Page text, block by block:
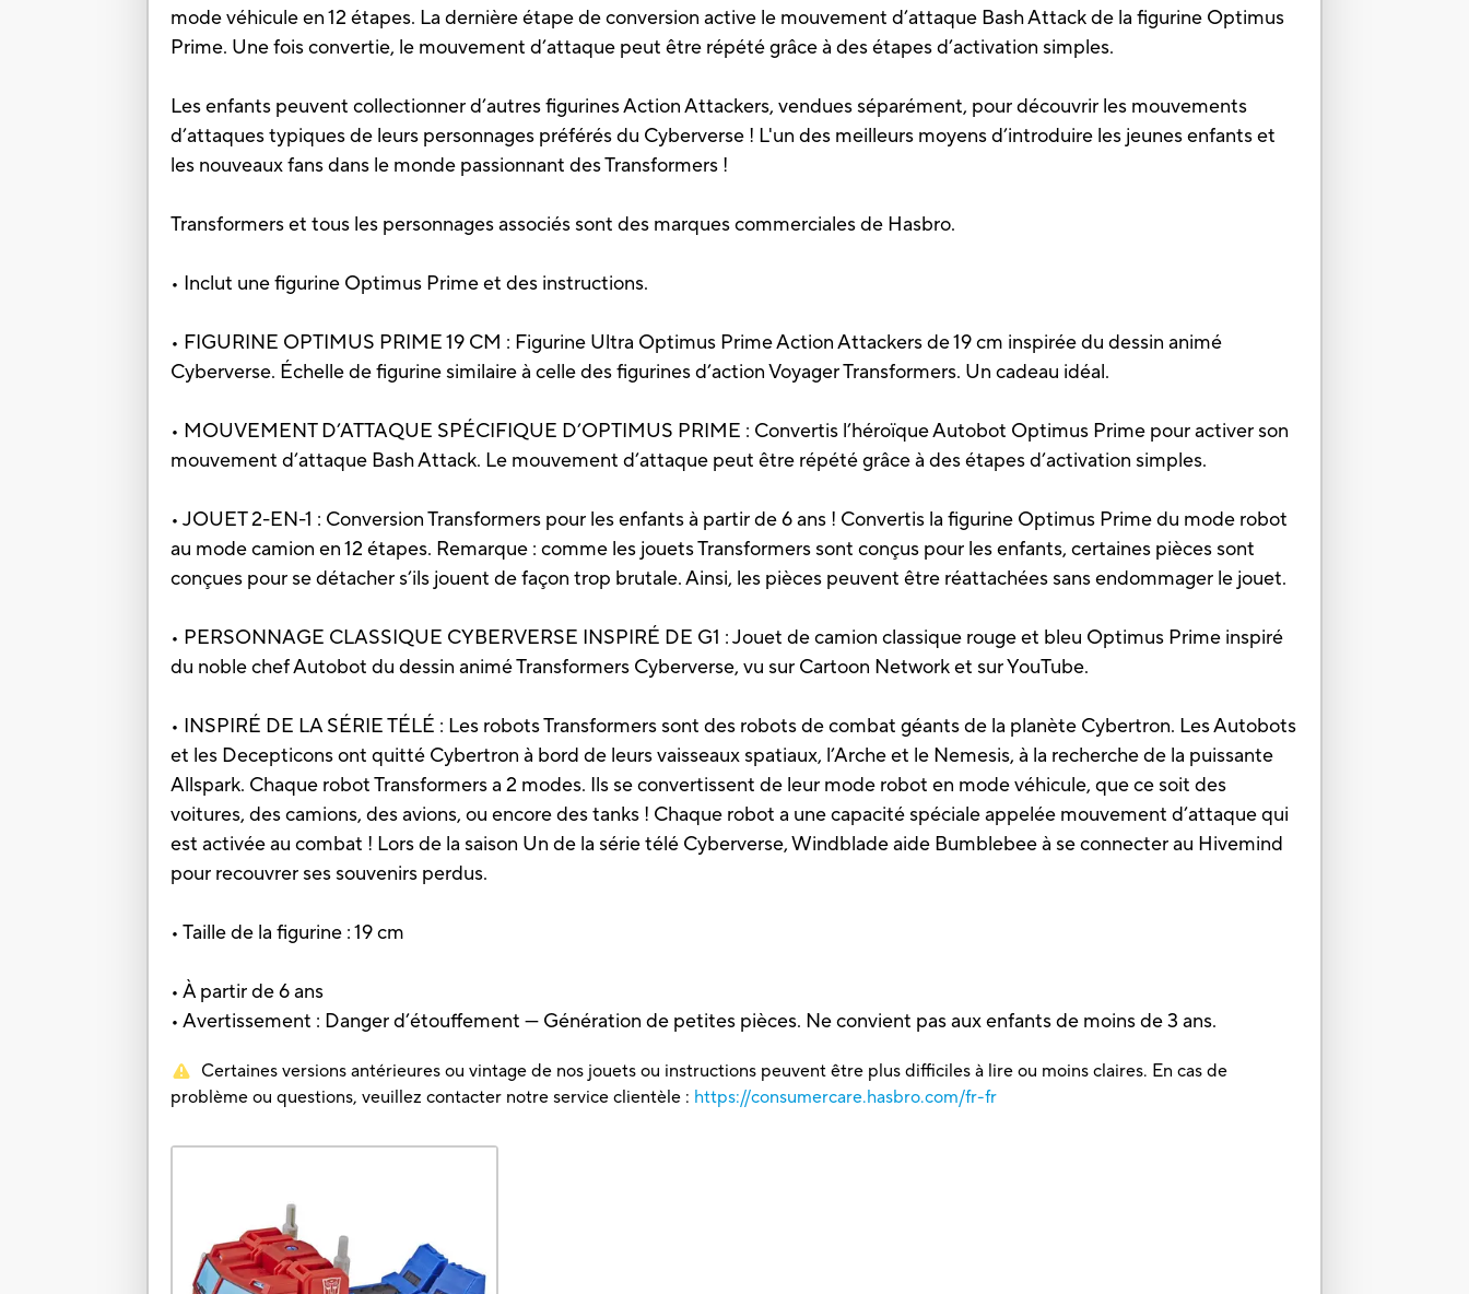
mode véhicule en 12 étapes. La dernière étape de conversion active le mouvement d’attaque Bash Attack de la figurine Optimus
Prime. Une fois convertie, le mouvement d’attaque peut être répété grâce à des étapes d’activation simples.
Les enfants peuvent collectionner d’autres figurines Action Attackers, vendues séparément, pour découvrir les mouvements
d’attaques typiques de leurs personnages préférés du Cyberverse ! L'un des meilleurs moyens d’introduire les jeunes enfants et
les nouveaux fans dans le monde passionnant des Transformers !
Transformers et tous les personnages associés sont des marques commerciales de Hasbro.
• Inclut une figurine Optimus Prime et des instructions.
• FIGURINE OPTIMUS PRIME 19 CM : Figurine Ultra Optimus Prime Action Attackers de 19 cm inspirée du dessin animé
Cyberverse. Échelle de figurine similaire à celle des figurines d’action Voyager Transformers. Un cadeau idéal.
• MOUVEMENT D’ATTAQUE SPÉCIFIQUE D’OPTIMUS PRIME : Convertis l’héroïque Autobot Optimus Prime pour activer son
mouvement d’attaque Bash Attack. Le mouvement d’attaque peut être répété grâce à des étapes d’activation simples.
• JOUET 2-EN-1 : Conversion Transformers pour les enfants à partir de 6 ans ! Convertis la figurine Optimus Prime du mode robot
au mode camion en 12 étapes. Remarque : comme les jouets Transformers sont conçus pour les enfants, certaines pièces sont
conçues pour se détacher s’ils jouent de façon trop brutale. Ainsi, les pièces peuvent être réattachées sans endommager le jouet.
• PERSONNAGE CLASSIQUE CYBERVERSE INSPIRÉ DE G1 : Jouet de camion classique rouge et bleu Optimus Prime inspiré
du noble chef Autobot du dessin animé Transformers Cyberverse, vu sur Cartoon Network et sur YouTube.
• INSPIRÉ DE LA SÉRIE TÉLÉ : Les robots Transformers sont des robots de combat géants de la planète Cybertron. Les Autobots
et les Decepticons ont quitté Cybertron à bord de leurs vaisseaux spatiaux, l’Arche et le Nemesis, à la recherche de la puissante
Allspark. Chaque robot Transformers a 2 modes. Ils se convertissent de leur mode robot en mode véhicule, que ce soit des
voitures, des camions, des avions, ou encore des tanks ! Chaque robot a une capacité spéciale appelée mouvement d’attaque qui
est activée au combat ! Lors de la saison Un de la série télé Cyberverse, Windblade aide Bumblebee à se connecter au Hivemind
pour recouvrer ses souvenirs perdus.
• Taille de la figurine : 19 cm
• À partir de 6 ans
• Avertissement : Danger d’étouffement — Génération de petites pièces. Ne convient pas aux enfants de moins de 3 ans.
Certaines versions antérieures ou vintage de nos jouets ou instructions peuvent être plus difficiles à lire ou moins claires. En cas de
problème ou questions, veuillez contacter notre service clientèle : https://consumercare.hasbro.com/fr-fr